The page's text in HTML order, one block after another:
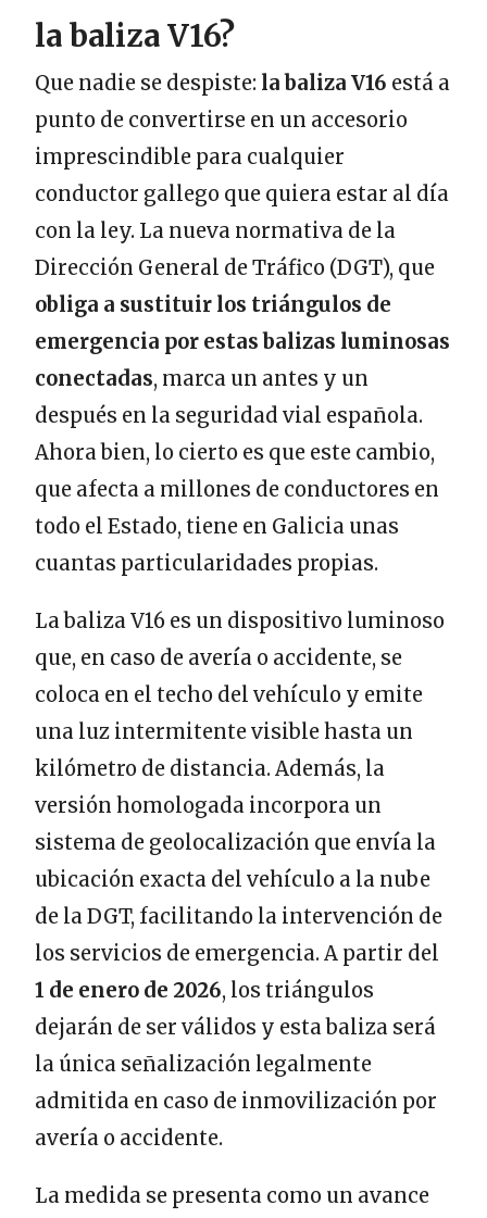
la baliza V16?
Que nadie se despiste: la baliza V16 está a
punto de convertirse en un accesorio
imprescindible para cualquier
conductor gallego que quiera estar al día
con la ley. La nueva normativa de la
Dirección General de Tráfico (DGT), que
obliga a sustituir los triángulos de
emergencia por estas balizas luminosas
conectadas, marca un antes y un
después en la seguridad vial española.
Ahora bien, lo cierto es que este cambio,
que afecta a millones de conductores en
todo el Estado, tiene en Galicia unas
cuantas particularidades propias.
La baliza V16 es un dispositivo luminoso
que, en caso de avería o accidente, se
coloca en el techo del vehículo y emite
una luz intermitente visible hasta un
kilómetro de distancia. Además, la
versión homologada incorpora un
sistema de geolocalización que envía la
ubicación exacta del vehículo a la nube
de la DGT, facilitando la intervención de
los servicios de emergencia. A partir del
1 de enero de 2026, los triángulos
dejarán de ser válidos y esta baliza será
la única señalización legalmente
admitida en caso de inmovilización por
avería o accidente.
La medida se presenta como un avance